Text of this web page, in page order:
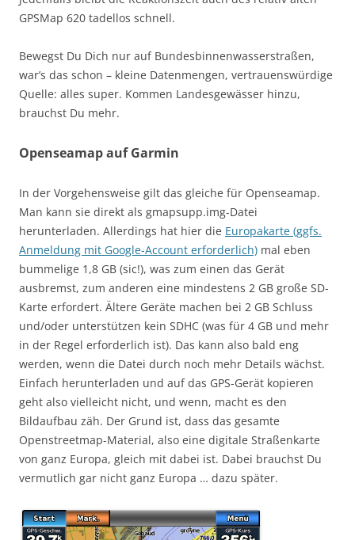
GPSMap 620 tadellos schnell.
Bewegst Du Dich nur auf Bundesbinnenwasserstraßen,
war’s das schon – kleine Datenmengen, vertrauenswürdige
Quelle: alles super. Kommen Landesgewässer hinzu,
brauchst Du mehr.
Openseamap auf Garmin
In der Vorgehensweise gilt das gleiche für Openseamap.
Man kann sie direkt als gmapsupp.img-Datei
herunterladen. Allerdings hat hier die Europakarte (ggfs.
Anmeldung mit Google-Account erforderlich) mal eben
bummelige 1,8 GB (sic!), was zum einen das Gerät
ausbremst, zum anderen eine mindestens 2 GB große SD-
Karte erfordert. Ältere Geräte machen bei 2 GB Schluss
und/oder unterstützen kein SDHC (was für 4 GB und mehr
in der Regel erforderlich ist). Das kann also bald eng
werden, wenn die Datei durch noch mehr Details wächst.
Einfach herunterladen und auf das GPS-Gerät kopieren
geht also vielleicht nicht, und wenn, macht es den
Bildaufbau zäh. Der Grund ist, dass das gesamte
Openstreetmap-Material, also eine digitale Straßenkarte
von ganz Europa, gleich mit dabei ist. Dabei brauchst Du
vermutlich gar nicht ganz Europa … dazu später.